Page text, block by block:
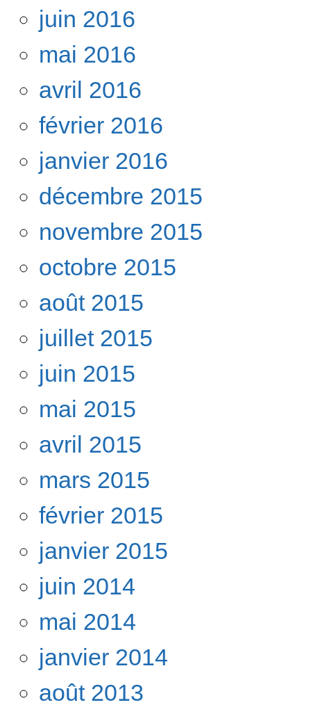
juin 2016
mai 2016
avril 2016
février 2016
janvier 2016
décembre 2015
novembre 2015
octobre 2015
août 2015
juillet 2015
juin 2015
mai 2015
avril 2015
mars 2015
février 2015
janvier 2015
juin 2014
mai 2014
janvier 2014
août 2013